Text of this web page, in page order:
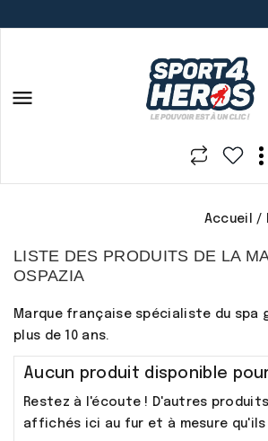

Accueil
LISTE DES PRODUITS DE LA
OSPAZIA
Marque française spécialiste du spa
plus de 10 ans.
Aucun produit disponible
Restez à l'écoute ! D'autres
affichés ici au fur et à mesure